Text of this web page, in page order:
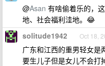
@Asan 有啥偷着乐的，
地、社会福利洼地。😂
solitude1942 Oct 18,
广东和江西的重男轻女是
要生儿子但是女儿不会打